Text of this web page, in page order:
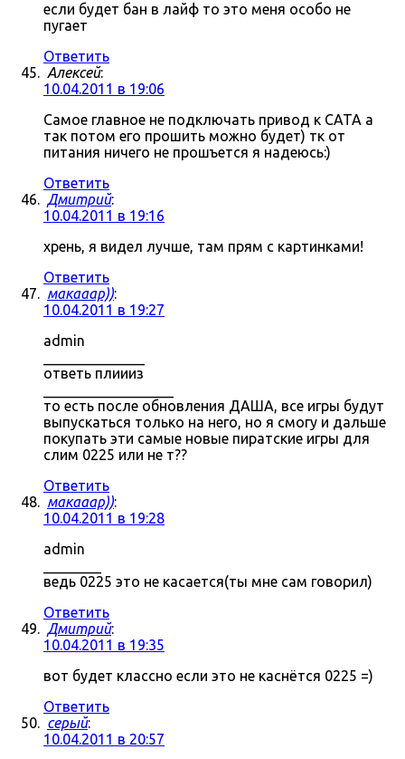
если будет бан в лайф то это меня особо не
пугает
Ответить
Алексей:
10.04.2011 в 19:06
Самое главное не подключать привод к САТА а
так потом его прошить можно будет) тк от
питания ничего не прошъется я надеюсь:)
Ответить
Дмитрий:
10.04.2011 в 19:16
хрень, я видел лучше, там прям с картинками!
Ответить
макааар)):
10.04.2011 в 19:27
admin
ответь плиииз
то есть после обновления ДАША, все игры будут
выпускаться только на него, но я смогу и дальше
покупать эти самые новые пиратские игры для
слим 0225 или не т??
Ответить
макааар)):
10.04.2011 в 19:28
admin
ведь 0225 это не касается(ты мне сам говорил)
Ответить
Дмитрий:
10.04.2011 в 19:35
вот будет классно если это не каснётся 0225 =)
Ответить
серый:
10.04.2011 в 20:57